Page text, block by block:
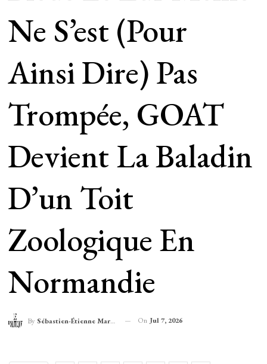
Ne S’est (pour
Ainsi Dire) Pas
Trompée, GOAT
Devient La Baladin
D’un Toit
Zoologique En
Normandie
By Sébastien-Étienne Marechal On Jul 7, 2026